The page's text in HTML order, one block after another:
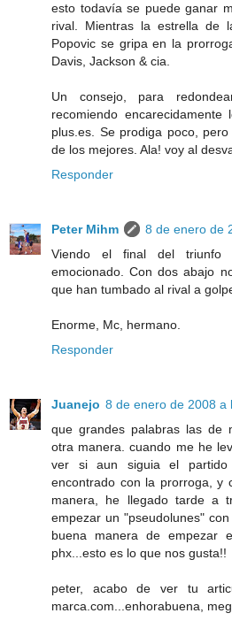
esto todavía se puede ganar
rival. Mientras la estrella de
Popovic se gripa en la
Davis, Jackson & cia.
Un consejo, para
recomiendo
plus.es. Se prodiga poco,
de los mejores. Ala! voy al
Responder
Peter Mihm
8 de enero de
Viendo el final del
emocionado. Con dos abajo
que han tumbado al rival a
Enorme, Mc, hermano.
Responder
Juanejo 8 de enero de 2008 a
que grandes palabras las de
otra manera. cuando me he
ver si aun siguia el
encontrado con la prorroga, y
manera, he llegado tarde a
empezar un "pseudolunes"
buena manera de
phx...esto es lo que nos gusta!!
peter, acabo de ver tu
marca.com...enhorabuena,